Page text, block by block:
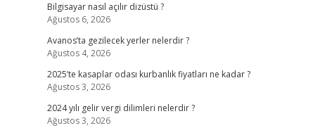
Bilgisayar nasıl açılır dizüstü ?
Ağustos 6, 2026
Avanos’ta gezilecek yerler nelerdir ?
Ağustos 4, 2026
2025’te kasaplar odası kurbanlık fiyatları ne kadar ?
Ağustos 3, 2026
2024 yılı gelir vergi dilimleri nelerdir ?
Ağustos 3, 2026